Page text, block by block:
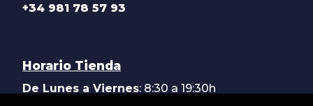
+34 981 78 57 93
Horario Tienda
De Lunes a Viernes: 8:30 a 19:30h